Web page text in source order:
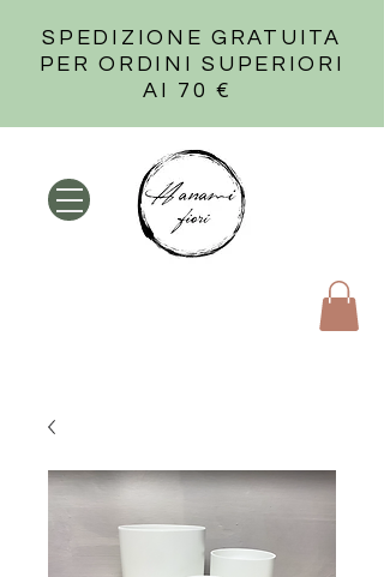
SPEDIZIONE GRATUITA
PER ORDINI SUPERIORI
AI 70 €